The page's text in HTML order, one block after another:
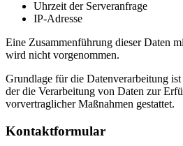
Uhrzeit der Serveranfrage
IP-Adresse
Eine Zusammenführung dieser Daten
wird nicht vorgenommen.
Grundlage für die Datenverarbeitung
der die Verarbeitung von Daten zur
vorvertraglicher Maßnahmen gestattet.
Kontaktformular